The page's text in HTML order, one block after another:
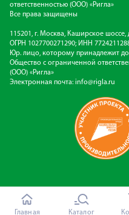
ответственностью (ООО) «Ригла»
Все права защищены
115201, г. Москва, Каширское шоссе,
ОГРН 1027700271290; ИНН
Юр. лицо, которому принадлежит
Общество с ограниченной
(ООО) «Ригла»
Электронная почта: info@rigla.ru
Главная Каталог